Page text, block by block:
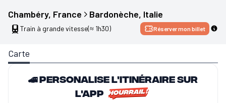
Chambéry, France Bardonèche, Italie
Train à grande vitesse(≈ 1h30) Réserver mon billet
Carte
🚄 Personalise l'itinéraire sur
l'app